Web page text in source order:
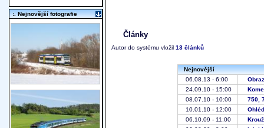
Články
Autor do systému vložil 13 článků
Nejnovější
06.08.13 - 6:00
24.09.10 - 15:00
08.07.10 - 10:00
750,
10.01.10 - 12:00
06.10.09 - 11:00
:. Nejnovější fotografie